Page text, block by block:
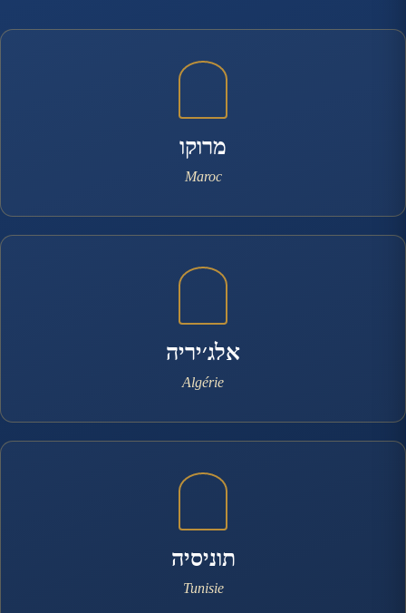
מרוקו
Maroc
אלג׳יריה
Algérie
תוניסיה
Tunisie